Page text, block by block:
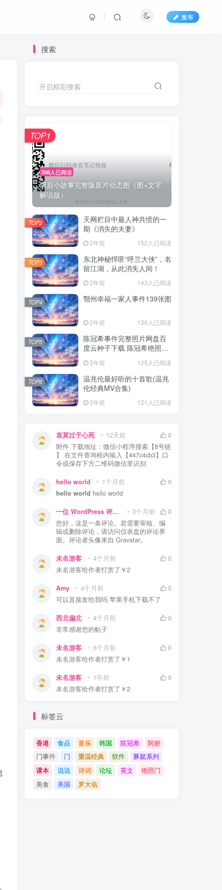
发布
搜索
开启精彩搜索
398人已阅读
雨后小故事完整版原片动态图（图+文字
解说版）
TOP1
天网栏目中最人神共愤的一
期《消失的夫妻》
2年前 152人已阅读
TOP2
东北神秘悍匪“呼兰大侠”，名
留江湖，从此消失人间！
2年前 143人已阅读
TOP3
鄂州幸福一家人事件139张图
2年前 136人已阅读
TOP4
陈冠希事件完整照片网盘百
度云种子下载 陈冠希艳照门
门全部图片观看
3年前 125人已阅读
TOP5
温兆伦最好听的十首歌(温兆
伦经典MV合集)
3年前 121人已阅读
TOP6
哀莫过于心死 12天前
0
附件 下载地址：微信小程序搜索【8号链
】 在文件查询框内输入【447c4cb3】口
令或保存下方二维码微信里识别
hello world 1个月前
0
hello world hello world
一位 WordPress 评论者 3个月前
0
您好，这是一条评论。若需要审核、编
辑或删除评论，请访问仪表盘的评论界
面。评论者头像来自 Gravatar。
未名游客 4个月前
0
未名游客给作者打赏了 ￥2
Amy 4个月前
0
可以直接发给我吗 苹果手机下载不了
西北偏北 4个月前
0
非常感谢您的帖子
未名游客 6个月前
0
未名游客给作者打赏了 ￥1
未名游客 1年前
0
未名游客给作者打赏了 ￥2
标签云
香港 食品 音乐 韩国 陈冠希
阿娇
门事件
门 重温经典 软件
豚鼠系列
课本
说说 诗词 论坛 英文
艳照门
美食
美国 罗大佑